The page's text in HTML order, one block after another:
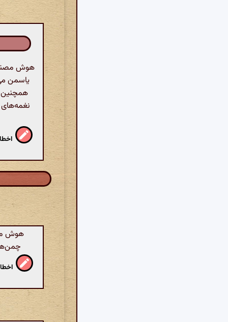
هوش
یاسمن
همچنین
نغمه‌های
هوش